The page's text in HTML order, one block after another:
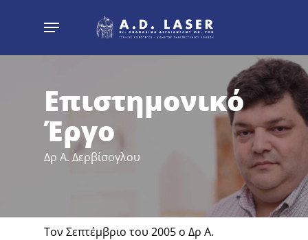
content
Menu
Επιστημονικό
Έργο
Δρ Α. Δερβίσογλου
Τον Σεπτέμβριο του 2005 ο Δρ Α.